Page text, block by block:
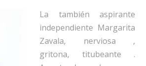
La también aspirante
independiente Margarita
Zavala, nerviosa ,
gritona, titubeante .